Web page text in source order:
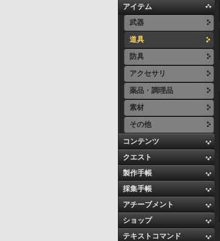
アイテム
武器
道具
防具
アクセサリ
薬品・調理品
素材
その他
コンテンツ
クエスト
製作手帳
採集手帳
アチーブメント
ショップ
テキストコマンド